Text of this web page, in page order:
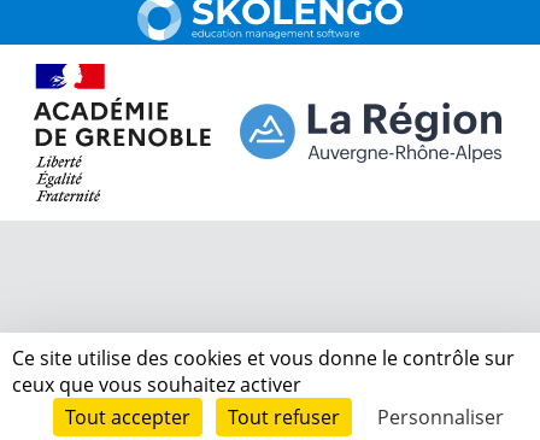
Ce site utilise des cookies et vous donne le contrôle sur
ceux que vous souhaitez activer
Tout accepter
Tout refuser Personnaliser